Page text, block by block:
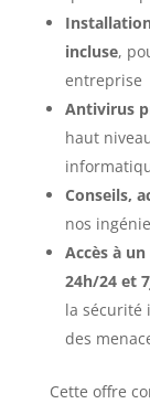
incluse,
entreprise
Antivirus
haut
Conseils,
nos
Accès à
24h/24 et
la sécurité
des
Cette offre